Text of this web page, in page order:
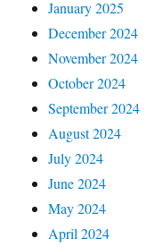
January 2025
December 2024
November 2024
October 2024
September 2024
August 2024
July 2024
June 2024
May 2024
April 2024